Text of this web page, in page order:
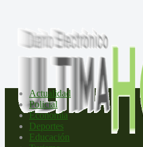
Actualidad
Policial
Economía
Deportes
Educación